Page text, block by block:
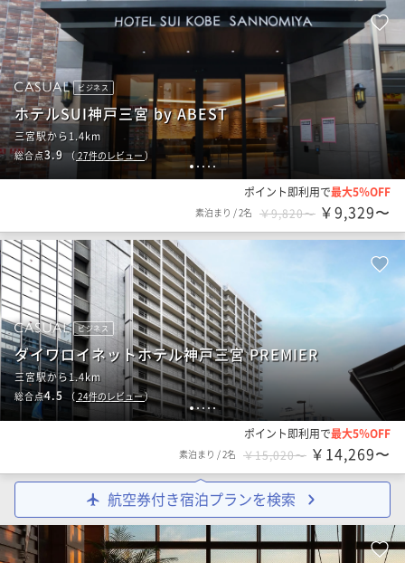
1 2 3 4 5
ビジネス
ホテルSUI神戸三宮 by ABEST
三宮駅から1.4km
総合点3.9（27件のレビュー ）
ポイント即利用で最大5％OFF
素泊まり /2名 ￥9,820〜 ￥9,329〜
12345
ビジネス
ダイワロイネットホテル神戸三宮 PREMIER
三宮駅から1.4km
総合点4.5 （ 24件のレビュー）
ポイント即利用で最大5％OFF
素泊まり /2名 ￥15,020〜 ￥14,269〜
航空券付き宿泊プランを検索